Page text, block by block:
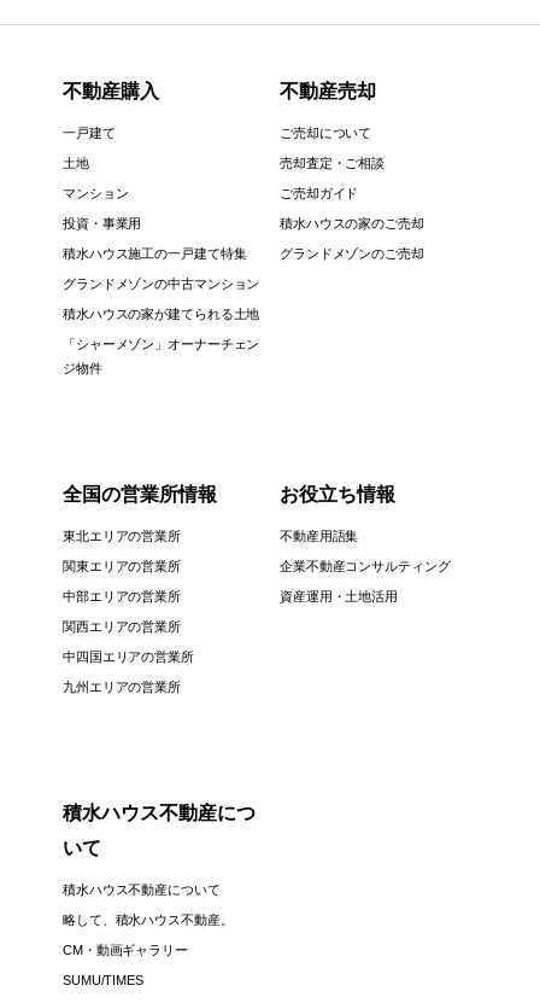
不動産購入
一戸建て
土地
マンション
投資・事業用
積水ハウス施工の一戸建て特集
グランドメゾンの中古マンション
積水ハウスの家が建てられる土地
「シャーメゾン」オーナーチェン
ジ物件
不動産売却
ご売却について
売却査定・ご相談
ご売却ガイド
積水ハウスの家のご売却
グランドメゾンのご売却
全国の営業所情報
東北エリアの営業所
関東エリアの営業所
中部エリアの営業所
関西エリアの営業所
中四国エリアの営業所
九州エリアの営業所
お役立ち情報
不動産用語集
企業不動産コンサルティング
資産運用・土地活用
積水ハウス不動産につ
いて
積水ハウス不動産について
略して、積水ハウス不動産。
CM・動画ギャラリー
SUMU/TIMES